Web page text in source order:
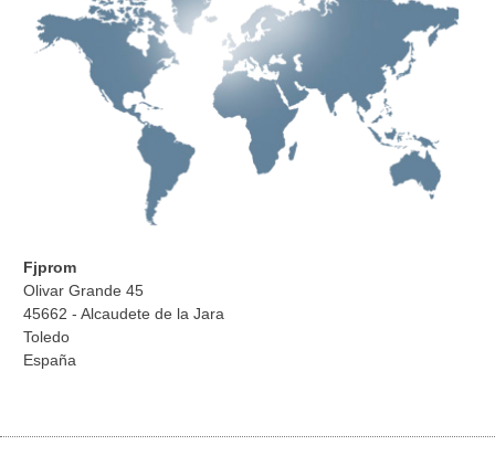
Fjprom
Olivar Grande 45
45662 - Alcaudete de la Jara
Toledo
España